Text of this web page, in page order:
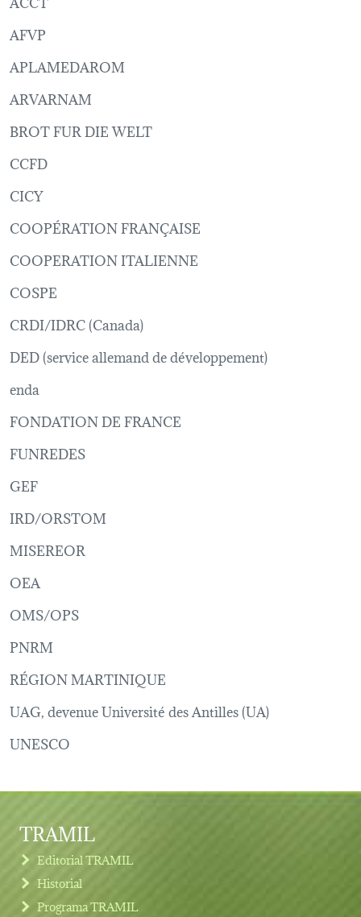
AFVP
APLAMEDAROM
ARVARNAM
BROT FUR DIE WELT
CCFD
CICY
COOPÉRATION FRANÇAISE
COOPERATION ITALIENNE
COSPE
CRDI/IDRC (Canada)
DED (service allemand de développement)
enda
FONDATION DE FRANCE
FUNREDES
GEF
IRD/ORSTOM
MISEREOR
OEA
OMS/OPS
PNRM
RÉGION MARTINIQUE
UAG, devenue Université des Antilles (UA)
UNESCO
TRAMIL
Editorial TRAMIL
Historial
Programa TRAMIL